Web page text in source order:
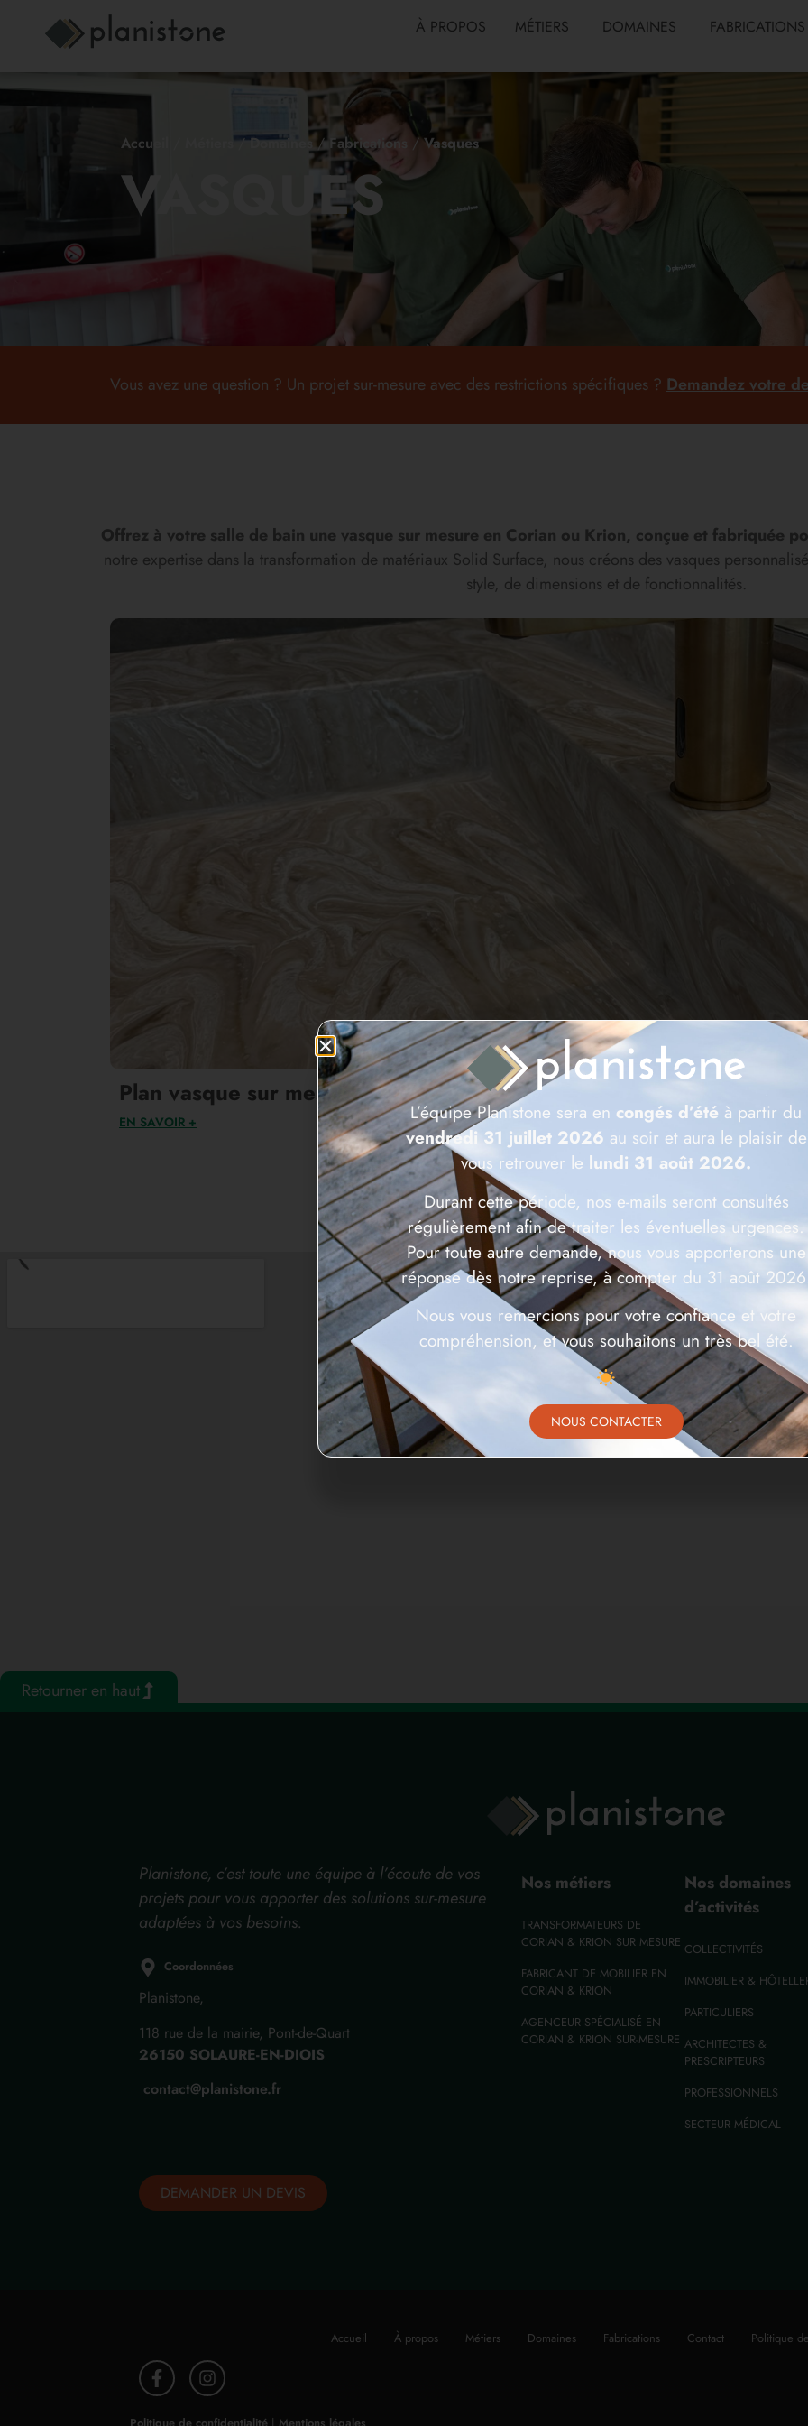
À PROPOS MÉTIERS DOMAINES FABRICATIONS
Accueil Métiers/Domaines /Fabrications /Vasques
VASQUES
Vous avez une question ? Un projet sur-mesure avec des restrictions spécifiques ? Demandez votre
Offrez à votre salle de bain une vasque sur mesure en Corian ou Krion, conçue et fabriquée
notre expertise dans la transformation de matériaux Solid Surface, nous créons des vasques
style, de dimensions et de fonctionnalités.
Plan vasque sur mesure en Krion® Pompei
EN SAVOIR +
Retourner en haut
Planistone, c’est toute une équipe à l’écoute de vos
projets pour vous apporter des solutions sur-mesure
adaptées à vos besoins.
Coordonnées
Planistone,
118 rue de la mairie, Pont-de-Quart
26150 SOLAURE-EN-DIOIS
contact@planistone.fr
DEMANDER UN DEVIS
Nos métiers
TRANSFORMATEURS DE
CORIAN & KRION SUR MESURE
FABRICANT DE MOBILIER EN
CORIAN & KRION
AGENCEUR SPÉCIALISÉ EN
CORIAN & KRION SUR-MESURE
Nos domaines
d’activités
COLLECTIVITÉS
IMMOBILIER &
PARTICULIERS
ARCHITECTES &
PRESCRIPTEURS
PROFESSIONNELS
SECTEUR MÉDICAL
Accueil À propos Métiers Domaines Fabrications Contact Politique
L’équipe Planistone sera en congés d’été à partir du
vendredi 31 juillet 2026 au soir et aura le plaisir de
vous retrouver le lundi 31 août 2026.
Durant cette période, nos e-mails seront consultés
régulièrement afin de traiter les éventuelles urgences.
Pour toute autre demande, nous vous apporterons une
réponse dès notre reprise, à compter du 31 août
Nous vous remercions pour votre confiance et votre
compréhension, et vous souhaitons un très bel été.
NOUS CONTACTER